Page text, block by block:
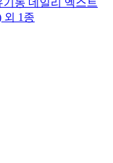
농 데일리 엑스트
외 1종